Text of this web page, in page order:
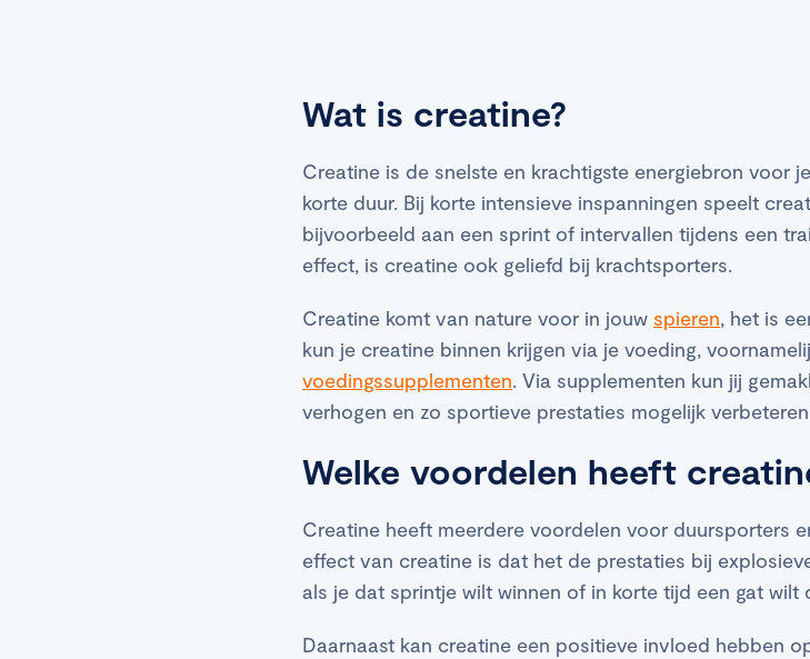
Wat is creatine?
Creatine is de snelste en krachtigste energiebron voor
korte duur. Bij korte intensieve inspanningen speelt
bijvoorbeeld aan een sprint of intervallen tijdens een
effect, is creatine ook geliefd bij krachtsporters.
Creatine komt van nature voor in jouw spieren, het is
kun je creatine binnen krijgen via je voeding,
voedingssupplementen. Via supplementen kun jij
verhogen en zo sportieve prestaties mogelijk
Welke voordelen heeft
Creatine heeft meerdere voordelen voor duursporters
effect van creatine is dat het de prestaties bij
als je dat sprintje wilt winnen of in korte tijd een gat wilt
Daarnaast kan creatine een positieve invloed hebben